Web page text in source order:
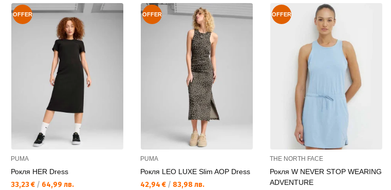
OFFER
PUMA
Рокля HER Dress
Текуща цена:
33,23 € / 64,99 лв.
OFFER
PUMA
Рокля LEO LUXE Slim AOP Dress
Текуща цена:
42,94 € / 83,98 лв.
OFFER
THE NORTH FACE
Рокля W NEVER STOP WEARING
ADVENTURE